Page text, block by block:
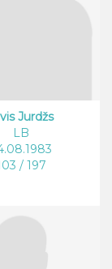
Jurdžs
LB
/ 197